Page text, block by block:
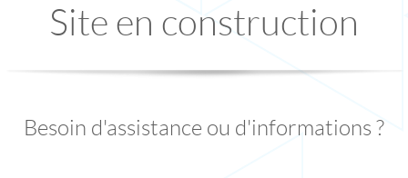
Site en construction
Besoin d'assistance ou d'informations ?